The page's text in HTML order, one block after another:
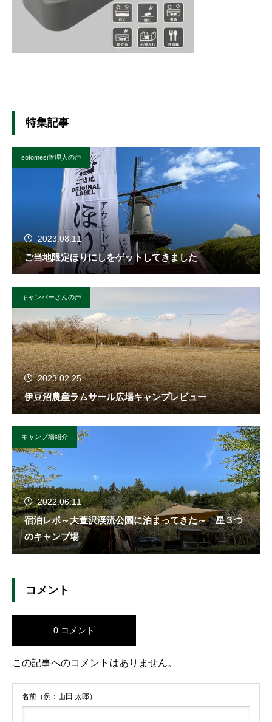
特集記事
sotomesi管理人の声
2023.08.11
ご当地限定ほりにしをゲットしてきました
キャンパーさんの声
2023.02.25
伊豆沼農産ラムサール広場キャンプレビュー
キャンプ場紹介
2022.06.11
宿泊レポ～大萱沢渓流公園に泊まってきた～ 星３つ
のキャンプ場
コメント
0 コメント
この記事へのコメントはありません。
名前（例：山田 太郎）